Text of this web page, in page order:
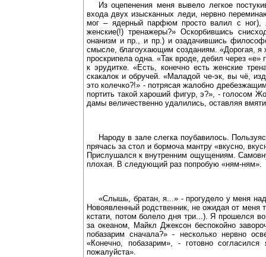
Из оцепенения меня вывело легкое
входа двух изысканных леди, нервно
мог – ядерный парфюм просто валил с ног),
женские(!) тренажеры?» Оскорбившись
онанизм и пр., и пр.) и озадачившись
смысле, благоухающим созданиям. «Дорогая, я
проскрипела одна. «Так вроде, дебил через
к эрудитке. «Есть, конечно есть женские
скакалок и обручей. «Маладой че-эк, вы чё,
это колечко?!» - потрясая жалобно
портить такой хароший фигур, э?», - голосом
дамы величественно удалились, оставляя
Народу в зале слегка поубавилось.
прячась за стол и бормоча мантру «вкусно,
Прислушался к внутренним ощущениям.
плохая. В следующий раз попробую «ням-ням».
«Слышь, братан, я...» - прогудело у меня
Новоявленный родственник, не ожидая от меня
кстати, потом болело дня три...). Я прошелся
за океаном, Майкл Джексон беспокойно
побазарим сначала?» - несколько нервно
«Конечно, побазарим», - готовно
пожалуйста».